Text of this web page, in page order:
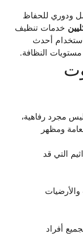
ودوري للحفاظ
خدمات تنظيف
أحدث
النظافة.
مجرد رفاهية،
ومظهر
التي قد
أفراد